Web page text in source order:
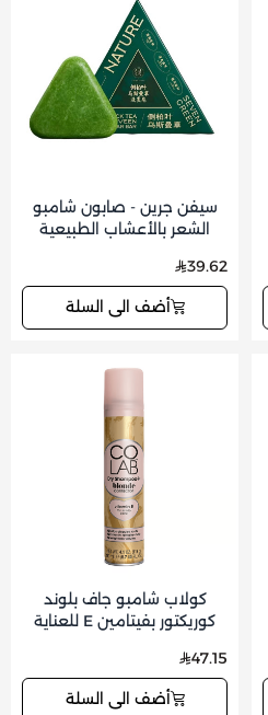
سيفن جرين - صابون شامبو
الشعر بالأعشاب الطبيعية
39.62
أضف الى السلة
كولاب شامبو جاف بلوند
كوريكتور بفيتامين E للعناية
47.15
أضف الى السلة